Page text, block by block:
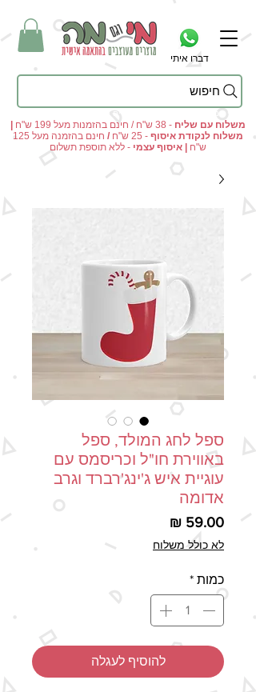
דברו איתי
חיפוש
משלוח עם שליח - 38 ש"ח / חינם בהזמנות מעל 199 ש"ח
|
משלוח לנקודת איסוף - 25 ש"ח /
חינם בהזמנה מעל 125
ש"ח | איסוף עצמי - ללא תוספת תשלום
ספל לחג המולד, ספל
באווירת חו"ל וכריסמס עם
עוגיית איש ג'ינג'רברד וגרב
אדומה
לא כולל משלוח
כמות *
להוסיף לעגלה